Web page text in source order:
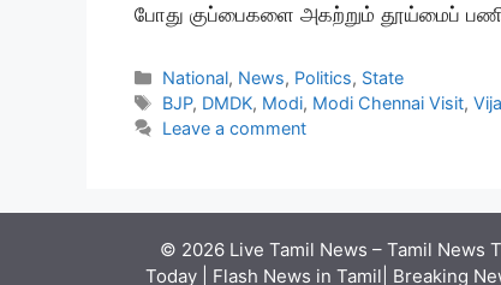
போது குப்பைகளை அகற்றும் தூய்மைப்
Categories
National, News, Politics, State
Tags
BJP, DMDK, Modi, Modi Chennai Visit,
Leave a comment
© 2026 Live Tamil News – Tamil News
Today | Flash News in Tamil| Breaking